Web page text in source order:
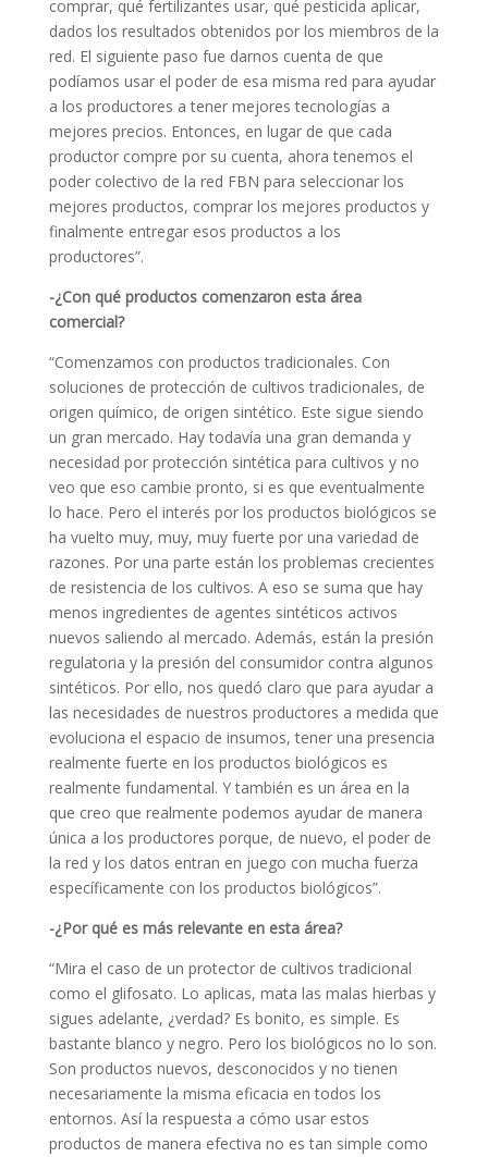
comprar, qué fertilizantes usar, qué pesticida aplicar,
dados los resultados obtenidos por los miembros de la
red. El siguiente paso fue darnos cuenta de que
podíamos usar el poder de esa misma red para ayudar
a los productores a tener mejores tecnologías a
mejores precios. Entonces, en lugar de que cada
productor compre por su cuenta, ahora tenemos el
poder colectivo de la red FBN para seleccionar los
mejores productos, comprar los mejores productos y
finalmente entregar esos productos a los
productores”.
-¿Con qué productos comenzaron esta área
comercial?
“Comenzamos con productos tradicionales. Con
soluciones de protección de cultivos tradicionales, de
origen químico, de origen sintético. Este sigue siendo
un gran mercado. Hay todavía una gran demanda y
necesidad por protección sintética para cultivos y no
veo que eso cambie pronto, si es que eventualmente
lo hace. Pero el interés por los productos biológicos se
ha vuelto muy, muy, muy fuerte por una variedad de
razones. Por una parte están los problemas crecientes
de resistencia de los cultivos. A eso se suma que hay
menos ingredientes de agentes sintéticos activos
nuevos saliendo al mercado. Además, están la presión
regulatoria y la presión del consumidor contra algunos
sintéticos. Por ello, nos quedó claro que para ayudar a
las necesidades de nuestros productores a medida que
evoluciona el espacio de insumos, tener una presencia
realmente fuerte en los productos biológicos es
realmente fundamental. Y también es un área en la
que creo que realmente podemos ayudar de manera
única a los productores porque, de nuevo, el poder de
la red y los datos entran en juego con mucha fuerza
específicamente con los productos biológicos”.
-¿Por qué es más relevante en esta área?
“Mira el caso de un protector de cultivos tradicional
como el glifosato. Lo aplicas, mata las malas hierbas y
sigues adelante, ¿verdad? Es bonito, es simple. Es
bastante blanco y negro. Pero los biológicos no lo son.
Son productos nuevos, desconocidos y no tienen
necesariamente la misma eficacia en todos los
entornos. Así la respuesta a cómo usar estos
productos de manera efectiva no es tan simple como